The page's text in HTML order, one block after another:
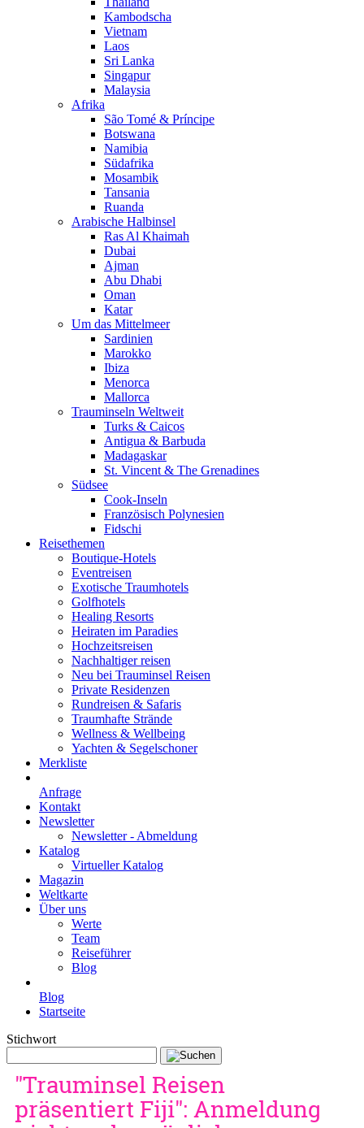
Kambodscha
Vietnam
Laos
Sri Lanka
Singapur
Malaysia
Afrika
São Tomé & Príncipe
Botswana
Namibia
Südafrika
Mosambik
Tansania
Ruanda
Arabische Halbinsel
Ras Al Khaimah
Dubai
Ajman
Abu Dhabi
Oman
Katar
Um das Mittelmeer
Sardinien
Marokko
Ibiza
Menorca
Mallorca
Trauminseln Weltweit
Turks & Caicos
Antigua & Barbuda
Madagaskar
St. Vincent & The Grenadines
Südsee
Cook-Inseln
Französisch Polynesien
Fidschi
Reisethemen
Boutique-Hotels
Eventreisen
Exotische Traumhotels
Golfhotels
Healing Resorts
Heiraten im Paradies
Hochzeitsreisen
Nachhaltiger reisen
Neu bei Trauminsel Reisen
Private Residenzen
Rundreisen & Safaris
Traumhafte Strände
Wellness & Wellbeing
Yachten & Segelschoner
Merkliste
Anfrage
Kontakt
Newsletter
Newsletter - Abmeldung
Katalog
Virtueller Katalog
Magazin
Weltkarte
Über uns
Werte
Team
Reiseführer
Blog
Blog
Startseite
Stichwort